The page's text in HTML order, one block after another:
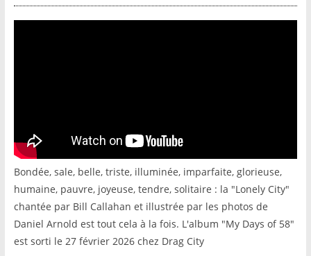
Bondée, sale, belle, triste, illuminée, imparfaite, glorieuse,
humaine, pauvre, joyeuse, tendre, solitaire : la "Lonely City"
chantée par Bill Callahan et illustrée par les photos de
Daniel Arnold est tout cela à la fois. L'album "My Days of 58"
est sorti le 27 février 2026 chez Drag City